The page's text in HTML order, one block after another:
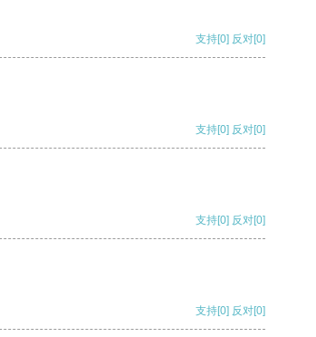
支持[0] 反对[0]
支持[0] 反对[0]
支持[0] 反对[0]
支持[0] 反对[0]